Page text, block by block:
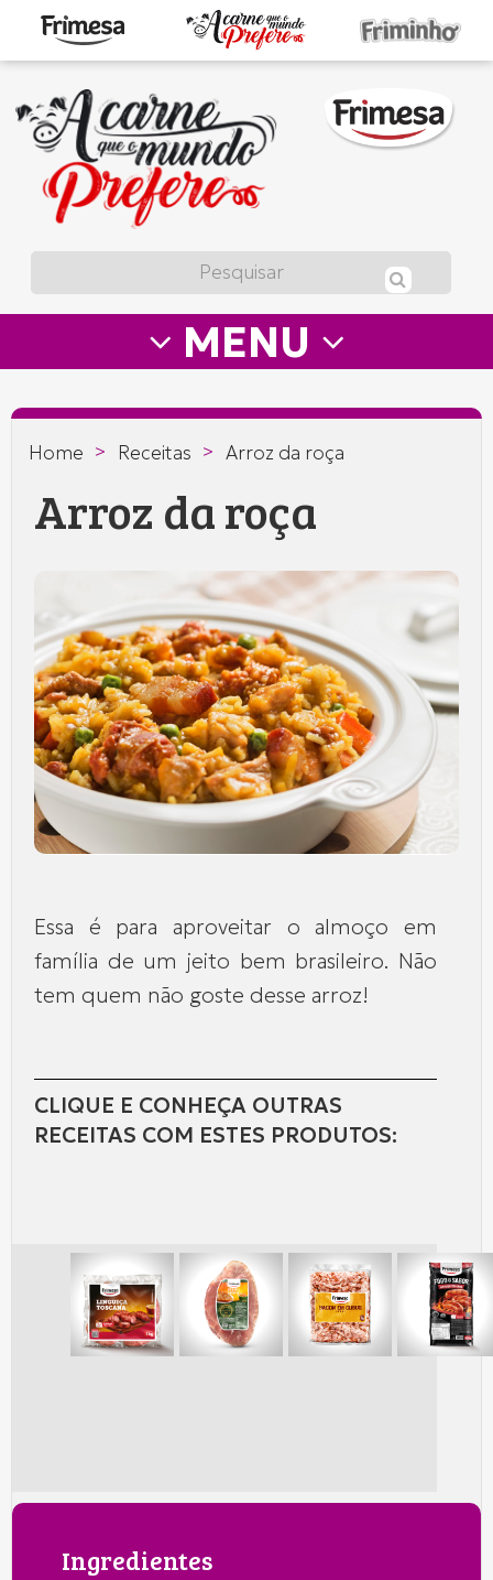
A
carne
que
prefere
—
Frimesa
MENU
Home > Receitas > Arroz da roça
Arroz da roça
Essa é para aproveitar o almoço em
família de um jeito bem brasileiro. Não
tem quem não goste desse arroz!
CLIQUE E CONHEÇA OUTRAS
RECEITAS COM ESTES PRODUTOS:
Ingredientes